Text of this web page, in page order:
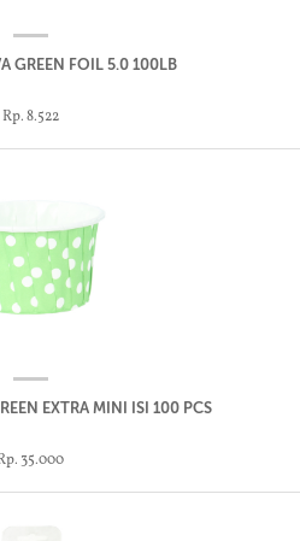
GREEN FOIL 5.0 100LB
Rp. 8.522
EXTRA MINI ISI 100 PCS
35.000